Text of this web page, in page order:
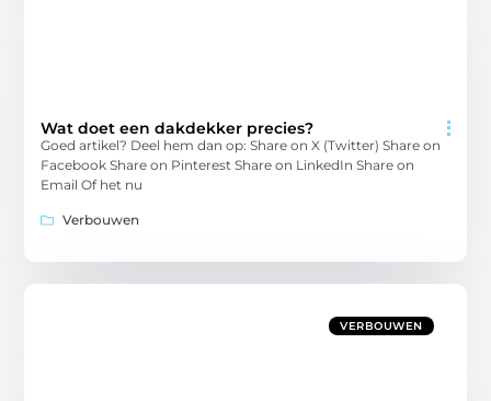
Wat doet een dakdekker precies?
Goed artikel? Deel hem dan op: Share on X (Twitter) Share on
Facebook Share on Pinterest Share on LinkedIn Share on
Email Of het nu
Verbouwen
VERBOUWEN